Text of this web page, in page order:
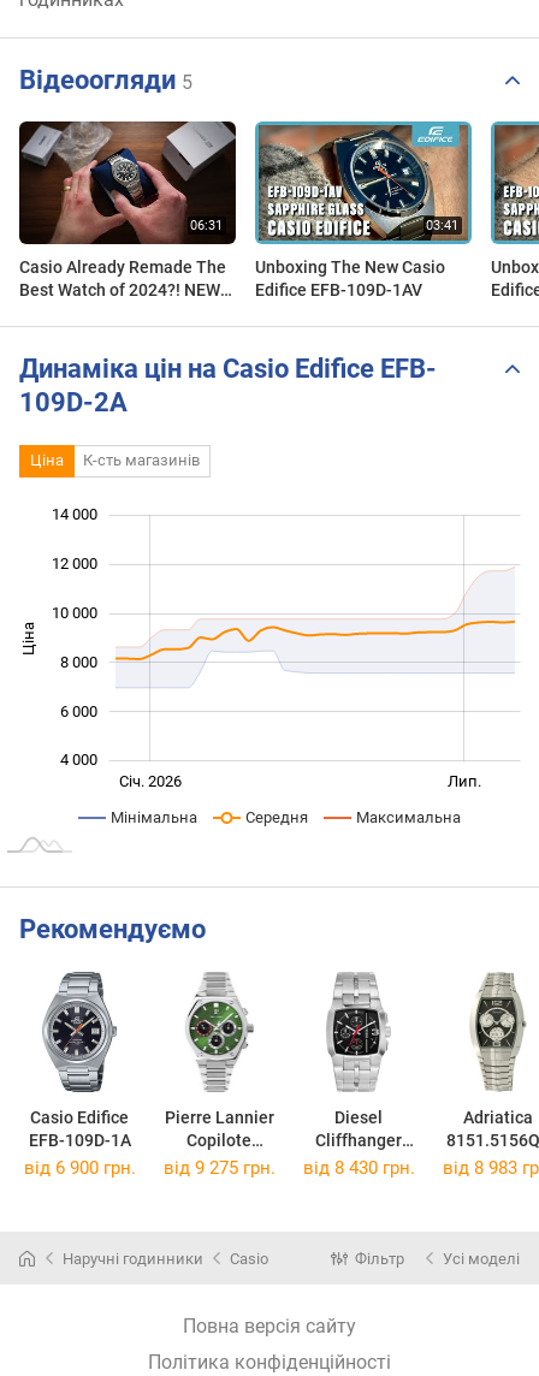
Відеоогляди 5
Casio Already Remade The
Best Watch of 2024?! NEW
Unboxing The New Casio
Edifice EFB-109D-1AV
Динаміка цін на Casio Edifice EFB-
109D-2A
Ціна К-сть магазинів
Ціна
4 000
6 000
8 000
10 000
12 000
14 000
Жовт.Січ. 2026
Січ. 2027
Лип. Лип.
Мінімальна Середня Максимальна
Рекомендуємо
Casio Edifice
EFB-109D-1A
Pierre Lannier
Copilote
230F171
Diesel
Cliffhanger
DZ4661
Adriatica
від 6 900 грн. від 9 275 грн. від 8 430 грн. від 8 983
Наручні годинники Casio Фільтр Усі моделі
Повна версія сайту
Політика конфіденційності